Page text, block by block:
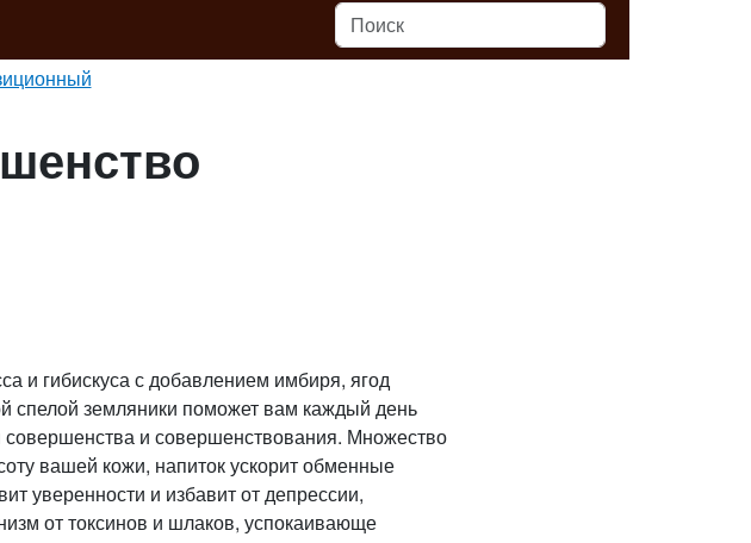
и гибискуса с добавлением имбиря, ягод
спелой земляники поможет вам каждый день
совершенства и совершенствования. Множество
вашей кожи, напиток ускорит обменные
уверенности и избавит от депрессии,
от токсинов и шлаков, успокаивающе